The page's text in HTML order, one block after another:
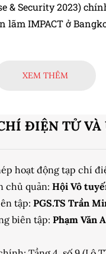
& Security 2023)
lãm IMPACT ở
XEM THÊM
ĐIỆN TỬ VÀ
hoạt động tạp chí
chủ quản: Hội Vô
tập: PGS.TS Trần
biên tập: Phạm Văn